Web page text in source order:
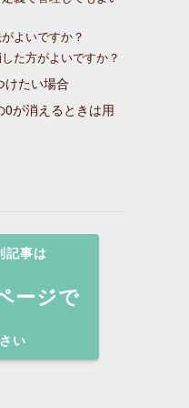
よいですか？
た方がよいですか？
けたい場合
0が消えるときは用
記事は
ージで
い